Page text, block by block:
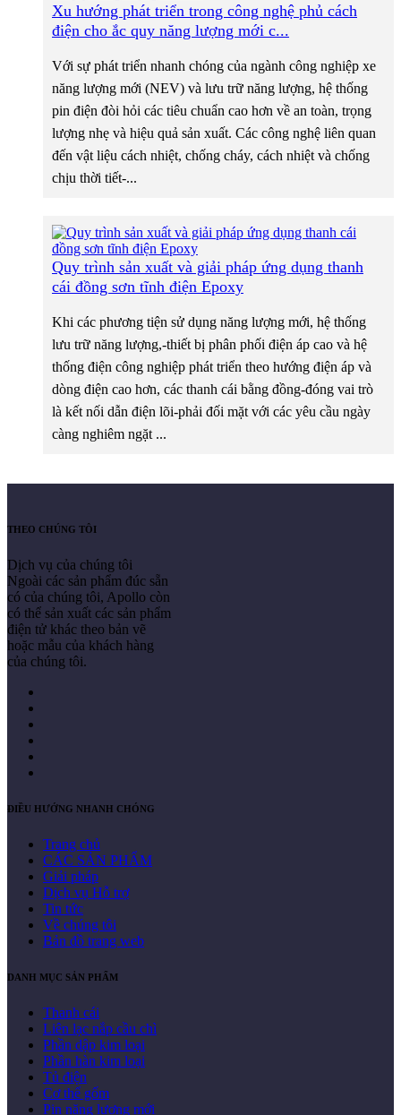
Xu hướng phát triển trong công nghệ phủ cách
điện cho ắc quy năng lượng mới c...
Với sự phát triển nhanh chóng của ngành công nghiệp xe
năng lượng mới (NEV) và lưu trữ năng lượng, hệ thống
pin điện đòi hỏi các tiêu chuẩn cao hơn về an toàn, trọng
lượng nhẹ và hiệu quả sản xuất. Các công nghệ liên quan
đến vật liệu cách nhiệt, chống cháy, cách nhiệt và chống
chịu thời tiết-...
Quy trình sản xuất và giải pháp ứng dụng thanh
cái đồng sơn tĩnh điện Epoxy
Khi các phương tiện sử dụng năng lượng mới, hệ thống
lưu trữ năng lượng,-thiết bị phân phối điện áp cao và hệ
thống điện công nghiệp phát triển theo hướng điện áp và
dòng điện cao hơn, các thanh cái bằng đồng-đóng vai trò
là kết nối dẫn điện lõi-phải đối mặt với các yêu cầu ngày
càng nghiêm ngặt ...
THEO CHÚNG TÔI
Dịch vụ của chúng tôi
Ngoài các sản phẩm đúc sẵn
có của chúng tôi, Apollo còn
có thể sản xuất các sản phẩm
điện tử khác theo bản vẽ
hoặc mẫu của khách hàng
của chúng tôi.
ĐIỀU HƯỚNG NHANH CHÓNG
Trang chủ
CÁC SẢN PHẨM
Giải pháp
Dịch vụ Hỗ trợ
Tin tức
Về chúng tôi
Bản đồ trang web
DANH MỤC SẢN PHẨM
Thanh cái
Liên lạc nắp cầu chì
Phần dập kim loại
Phần hàn kim loại
Tủ điện
Cơ thể gốm
Pin năng lượng mới